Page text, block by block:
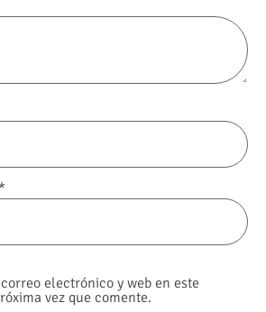
*
electrónico y web en este
vez que comente.